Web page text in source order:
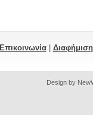
Επικοινωνία| Διαφήμιση
Design by